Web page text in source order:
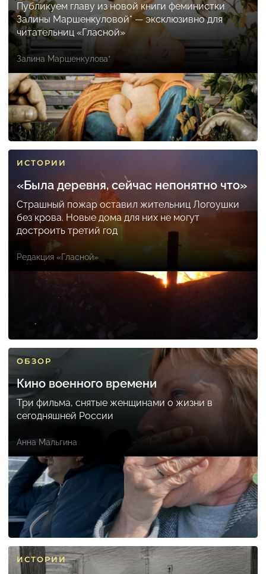
Публикуем главу из новой книги феминистки
Залины Маршенкуловой* — эксклюзивно для
читательниц «Гласной»
Залина Маршенкулова*
ИСТОРИИ
«Была деревня, сейчас непонятно что»
Страшный пожар оставил жительниц Логоушки
без крова. Новые дома для них не могут
достроить третий год
Редакция «Гласной»
ОБЗОР
Кино военного времени
Три фильма, снятые женщинами о жизни в
сегодняшней России
Анна Мальгина
ИСТОРИИ